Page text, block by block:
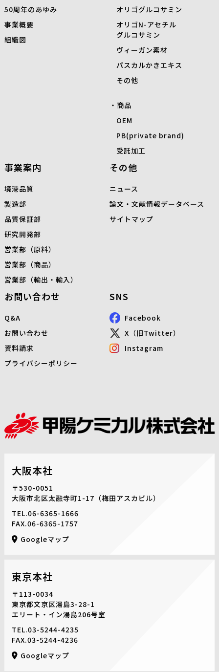
50周年のあゆみ
事業概要
組織図
オリゴグルコサミン
オリゴN-アセチル
グルコサミン
ヴィーガン素材
パスカルかきエキス
その他
商品
OEM
PB(private brand)
受託加工
事業案内
境港品質
製造部
品質保証部
研究開発部
営業部（原料）
営業部（商品）
営業部（輸出・輸入）
その他
ニュース
論文・文献情報データベース
サイトマップ
お問い合わせ
Q&A
お問い合わせ
資料請求
プライバシーポリシー
SNS
Facebook
X（旧Twitter）
Instagram
大阪本社
〒530-0051
大阪市北区太融寺町1-17 （梅田アスカビル）
TEL.06-6365-1666
FAX.06-6365-1757
Googleマップ
東京本社
〒113-0034
東京都文京区湯島3-28-1
エリート・イン湯島206号室
TEL.03-5244-4235
FAX.03-5244-4236
Googleマップ